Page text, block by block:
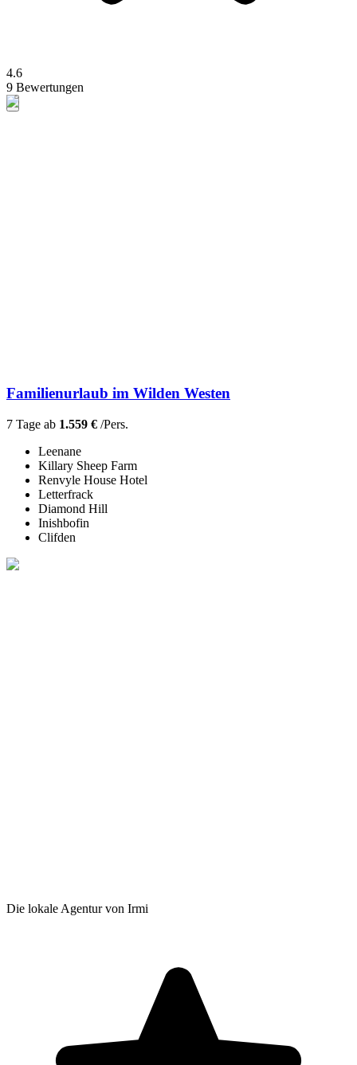
4.6
9 Bewertungen
Familienurlaub im Wilden Westen
7 Tage ab 1.559 € /Pers.
Leenane
Killary Sheep Farm
Renvyle House Hotel
Letterfrack
Diamond Hill
Inishbofin
Clifden
Die lokale Agentur von Irmi